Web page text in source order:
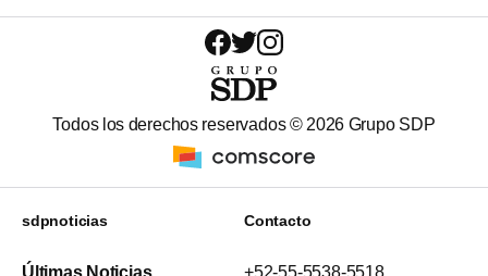
Todos los derechos reservados © 2026 Grupo SDP
sdpnoticias
Últimas Noticias
Contacto
+52-55-5538-5518